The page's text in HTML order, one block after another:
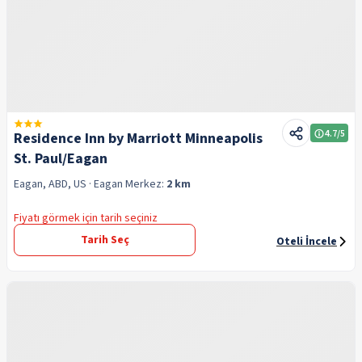
Residence Inn by Marriott Minneapolis
St. Paul/Eagan
4.7/5
Eagan, ABD, US · Eagan Merkez: 2 km
Fiyatı görmek için tarih seçiniz
Tarih Seç
Oteli İncele